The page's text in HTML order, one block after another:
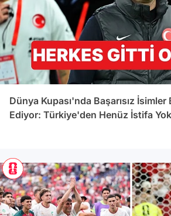
Dünya Kupası'nda Başarısız
Ediyor: Türkiye'den Henüz İstifa Yok